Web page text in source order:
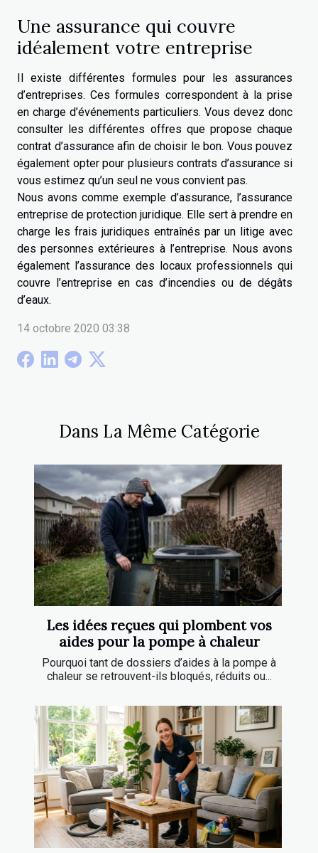
Une assurance qui couvre
idéalement votre entreprise
Il existe différentes formules pour les assurances
d’entreprises. Ces formules correspondent à la prise
en charge d’événements particuliers. Vous devez donc
consulter les différentes offres que propose chaque
contrat d’assurance afin de choisir le bon. Vous pouvez
également opter pour plusieurs contrats d’assurance si
vous estimez qu’un seul ne vous convient pas.
Nous avons comme exemple d’assurance, l’assurance
entreprise de protection juridique. Elle sert à prendre en
charge les frais juridiques entraînés par un litige avec
des personnes extérieures à l’entreprise. Nous avons
également l’assurance des locaux professionnels qui
couvre l’entreprise en cas d’incendies ou de dégâts
d’eaux.
14 octobre 2020 03:38
Dans La Même Catégorie
Les idées reçues qui plombent vos
aides pour la pompe à chaleur
Pourquoi tant de dossiers d’aides à la pompe à
chaleur se retrouvent-ils bloqués, réduits ou...